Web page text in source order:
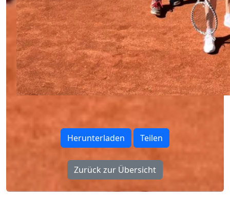
Herunterladen Teilen
Zurück zur Übersicht